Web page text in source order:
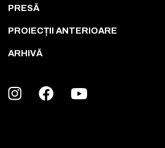
PRESĂ
PROIECȚII ANTERIOARE
ARHIVĂ